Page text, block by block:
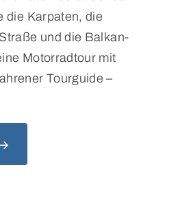
die Karpaten, die
und die Balkan-
Motorradtour mit
Tourguide –